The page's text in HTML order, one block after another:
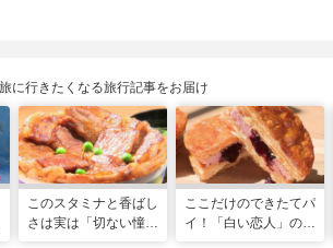
旅に行きたくなる旅行記事をお届け
このスタミナと香ばし
さは実は「切ない憧
ここだけのできたてパ
イ！「白い恋人」の石